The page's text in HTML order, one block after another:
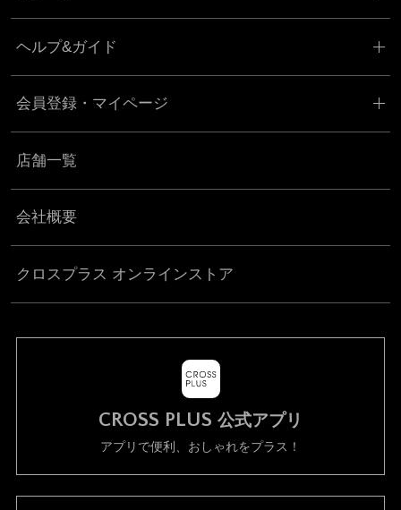
ヘルプ&ガイド
会員登録・マイページ
店舗一覧
会社概要
クロスプラス オンラインストア
CROSS PLUS 公式アプリ
アプリで便利、おしゃれをプラス！